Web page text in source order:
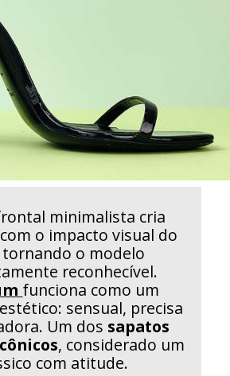
minimalista cria
o impacto visual do
o modelo
reconhecível.
funciona como um
sensual, precisa
Um dos sapatos
, considerado um
com atitude.